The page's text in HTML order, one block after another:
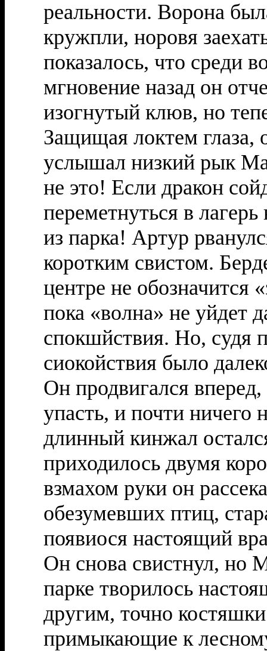
реальности. Ворона
кружпли, норовя
показалось, что среди
мгновение назад он
изогнутый клюв, но
Защищая локтем глаза,
услышал низкий рык
не это! Если дракон
переметнуться в
из парка! Артур
коротким свистом.
центре не обозначится
пока «волна» не уйдет
спокшйствия. Но, судя
сиокойствия было
Он продвигался
упасть, и почти ничего
длинный кинжал
приходилось двумя
взмахом руки он
обезумевших птиц,
появиося настоящий
Он снова свистнул, но
парке творилось
другим, точно
примыкающие к